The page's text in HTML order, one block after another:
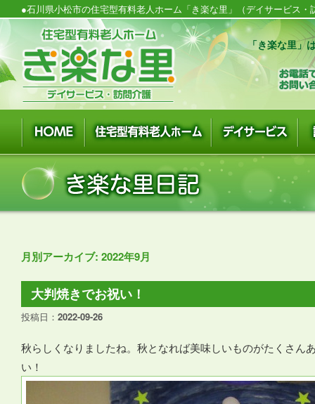
●石川県小松市の住宅型有料老人ホーム「き楽な里」（デイサービス
「き楽な里」
月別アーカイブ: 2022年9月
大判焼きでお祝い！
投稿日： 2022-09-26
秋らしくなりましたね。秋となれば美味しいものがたくさん
い！